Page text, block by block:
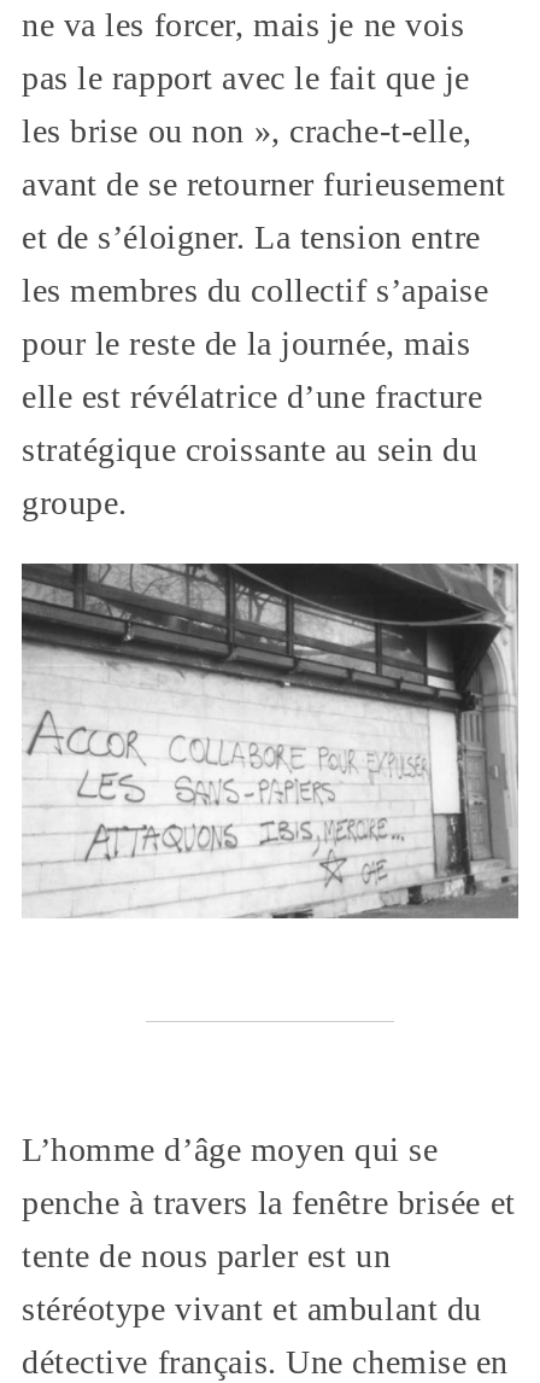
ne va les forcer, mais je ne vois
pas le rapport avec le fait que je
les brise ou non », crache-t-elle,
avant de se retourner furieusement
et de s’éloigner. La tension entre
les membres du collectif s’apaise
pour le reste de la journée, mais
elle est révélatrice d’une fracture
stratégique croissante au sein du
groupe.
L’homme d’âge moyen qui se
penche à travers la fenêtre brisée et
tente de nous parler est un
stéréotype vivant et ambulant du
détective français. Une chemise en